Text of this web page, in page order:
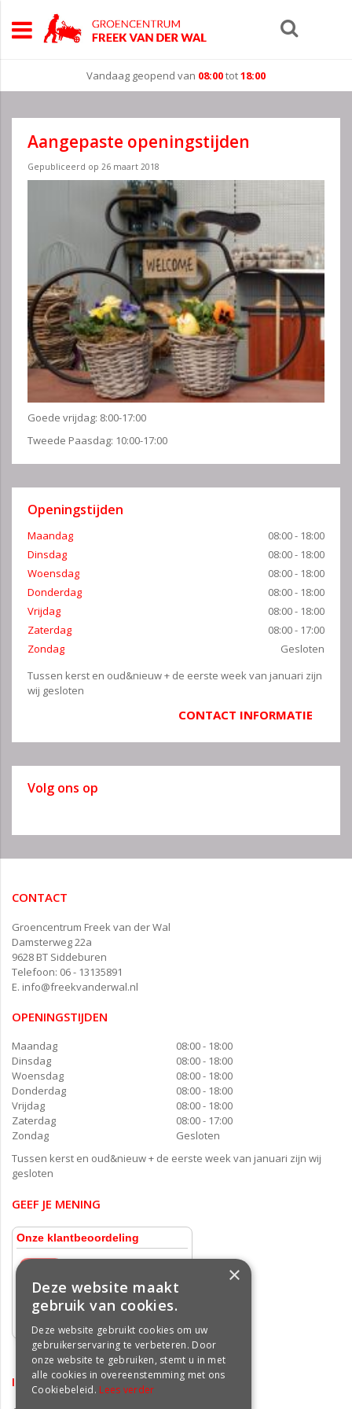
Vandaag geopend van 08:00tot18:00
Aangepaste openingstijden
Gepubliceerd op 26 maart 2018
Goede vrijdag: 8:00-17:00
Tweede Paasdag: 10:00-17:00
Openingstijden
Maandag
08:00 - 18:00
Dinsdag
08:00 - 18:00
Woensdag
08:00 - 18:00
Donderdag
08:00 - 18:00
Vrijdag
08:00 - 18:00
Zaterdag
08:00 - 17:00
Zondag
Gesloten
Tussen kerst en oud&nieuw + de eerste week van januari zijn
wij gesloten
CONTACT INFORMATIE
Volg ons op
CONTACT
Groencentrum Freek van der Wal
Damsterweg 22a
9628 BT Siddeburen
Telefoon: 06 - 13135891
E. info@freekvanderwal.nl
OPENINGSTIJDEN
Maandag
08:00 - 18:00
Dinsdag
08:00 - 18:00
Woensdag
08:00 - 18:00
Donderdag
08:00 - 18:00
Vrijdag
08:00 - 18:00
Zaterdag
08:00 - 17:00
Zondag
Gesloten
Tussen kerst en oud&nieuw + de eerste week van januari zijn wij
gesloten
GEEF JE MENING
INFORMATIE
×
Deze website maakt
gebruik van cookies.
Deze website gebruikt cookies om uw
gebruikerservaring te verbeteren. Door
onze website te gebruiken, stemt u in met
alle cookies in overeenstemming met ons
Cookiebeleid. Lees verder